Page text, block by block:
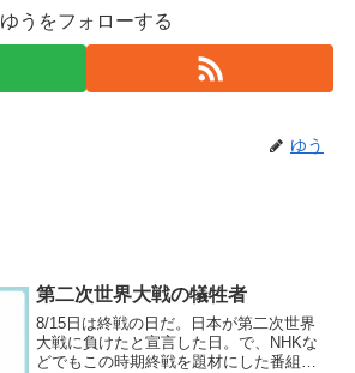
ゆうをフォローする
ゆう
第二次世界大戦の犠牲者
8/15日は終戦の日だ。日本が第二次世界
大戦に負けたと宣言した日。で、NHKな
どでもこの時期終戦を題材にした番組が